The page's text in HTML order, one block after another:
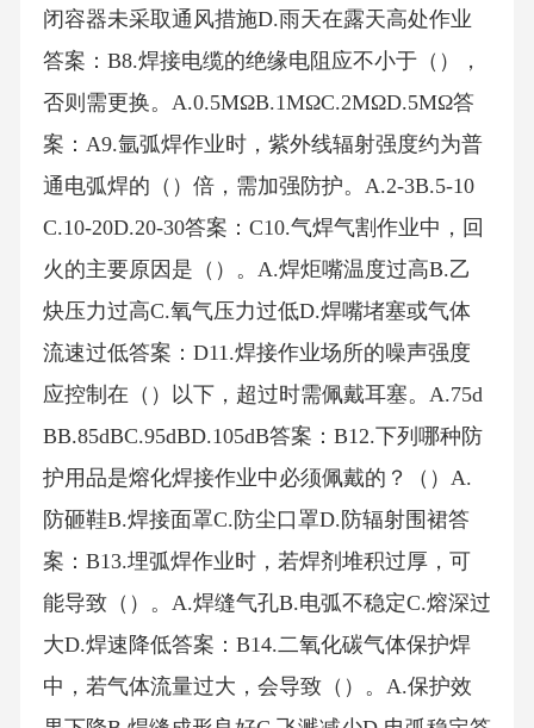
闭容器未采取通风措施D.雨天在露天高处作业
答案：B8.焊接电缆的绝缘电阻应不小于（），
否则需更换。A.0.5MΩB.1MΩC.2MΩD.5MΩ答
案：A9.氩弧焊作业时，紫外线辐射强度约为普
通电弧焊的（）倍，需加强防护。A.2-3B.5-10
C.10-20D.20-30答案：C10.气焊气割作业中，回
火的主要原因是（）。A.焊炬嘴温度过高B.乙
炔压力过高C.氧气压力过低D.焊嘴堵塞或气体
流速过低答案：D11.焊接作业场所的噪声强度
应控制在（）以下，超过时需佩戴耳塞。A.75d
BB.85dBC.95dBD.105dB答案：B12.下列哪种防
护用品是熔化焊接作业中必须佩戴的？（）A.
防砸鞋B.焊接面罩C.防尘口罩D.防辐射围裙答
案：B13.埋弧焊作业时，若焊剂堆积过厚，可
能导致（）。A.焊缝气孔B.电弧不稳定C.熔深过
大D.焊速降低答案：B14.二氧化碳气体保护焊
中，若气体流量过大，会导致（）。A.保护效